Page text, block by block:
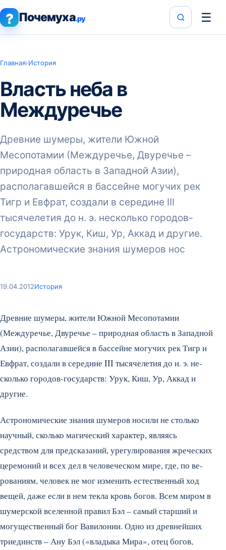
? Почемуха.ру ☰
Главная›История
Власть неба в
Междуречье
Древние шумеры, жители Южной
Месопотамии (Междуре­чье, Двуречье –
природная об­ласть в Западной Азии),
распола­гавшейся в бассейне могучих рек
Тигр и Евфрат, создали в середи­не III
тысячелетия до н. э. не­сколько городов-
государств: Урук, Киш, Ур, Аккад и другие.
Астрономические знания шу­меров нос
19.04.2012История
Древние шумеры, жители Южной Месопотамии
(Междуре­чье, Двуречье – природная об­ласть в Западной
Азии), распола­гавшейся в бассейне могучих рек Тигр и
Евфрат, создали в середи­не III тысячелетия до н. э. не­
сколько городов-государств: Урук, Киш, Ур, Аккад и
другие.
Астрономические знания шу­меров носили не столько
науч­ный, сколько магический харак­тер, являясь
средством для предсказаний, урегулирования жреческих
церемоний и всех дел в человеческом мире, где, по ве­
рованиям, человек не мог изме­нить естественный ход
вещей, даже если в нем текла кровь бо­гов. Всем миром в
шумерской вселенной правил Бэл – самый старший и
могущественный бог Вавилонии. Одно из древнейших
триединств – Ану Бэл («влады­ка Мира», отец богов,